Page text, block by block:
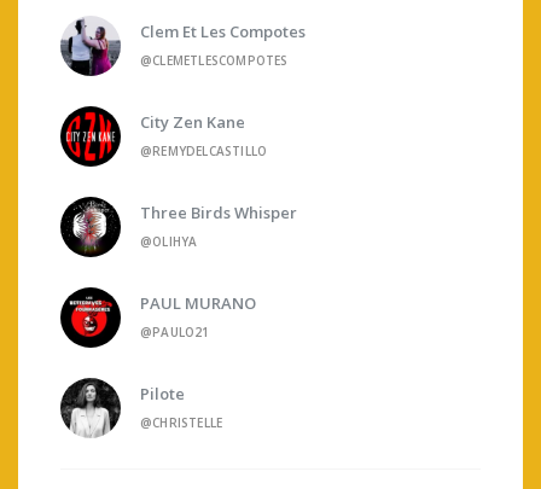
Clem Et Les Compotes
@CLEMETLESCOMPOTES
City Zen Kane
@REMYDELCASTILLO
Three Birds Whisper
@OLIHYA
PAUL MURANO
@PAULO21
Pilote
@CHRISTELLE